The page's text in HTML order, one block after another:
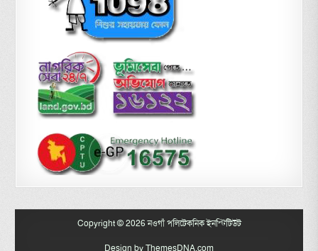
Copyright © 2026 নওগাঁ পলিটেকনিক ইনস্টিটিউট
Design by ThemesDNA.com